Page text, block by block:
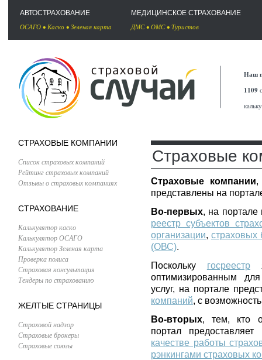
АВТОСТРАХОВАНИЕ
ОСАГО • Каско • Зеленая карта
МЕДИЦИНСКОЕ СТРАХОВАНИЕ
ДМС• ОМС• Туристов
Наш
1109
СТРАХОВЫЕ КОМПАНИИ
Список страховых компаний
Рейтинг страховых компаний
Отзывы о страховых компаниях
СТРАХОВАНИЕ
Калькулятор каско
Калькулятор ОСАГО
Калькулятор Зеленая карта
Проверка полиса
Страховая консультация
Тендеры по страхованию
ЖЕЛТЫЕ СТРАНИЦЫ
Страховой надзор
Страховые брокеры
Страховые союзы
Страховые
Страховые компании,
представлены на
Во-первых, на
реестр субъектов
организации, страховых
(ОВС).
Поскольку госреестр
оптимизированным
услуг, на портале
компаний, с
Во-вторых, тем, кто
портал
качестве работы
рэнкингами страховых